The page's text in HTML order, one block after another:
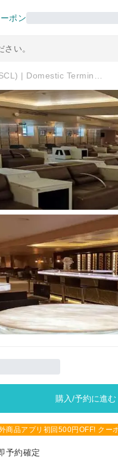
ポン
い。
購入/予約に進む
商品アプリ初回500円OFF! クー
予約確定